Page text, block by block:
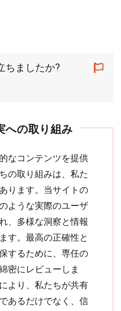
ちましたか?
への取り組み
なコンテンツを提供
の取り組みは、私た
ります。当サイトの
ような実際のユーザ
、多様な洞察と情報
す。最高の正確性と
するために、専任の
密にレビューしま
より、私たちが共有
あるだけでなく、信